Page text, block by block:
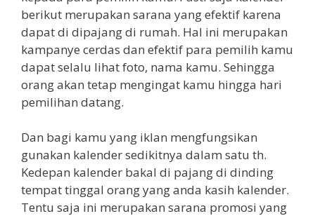
berikut merupakan sarana yang efektif karena
dapat di dipajang di rumah. Hal ini merupakan
kampanye cerdas dan efektif para pemilih kamu
dapat selalu lihat foto, nama kamu. Sehingga
orang akan tetap mengingat kamu hingga hari
pemilihan datang.
Dan bagi kamu yang iklan mengfungsikan
gunakan kalender sedikitnya dalam satu th.
Kedepan kalender bakal di pajang di dinding
tempat tinggal orang yang anda kasih kalender.
Tentu saja ini merupakan sarana promosi yang